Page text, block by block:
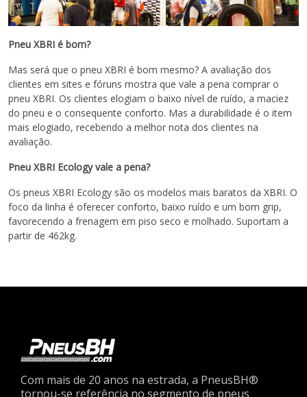
Pneu XBRI é bom?
Mas será que o pneu XBRI é bom mesmo? A avaliação dos
clientes em sites e fóruns mostra que vale a pena comprar o
pneu XBRI. Os clientes elogiam o baixo nível de ruído, a maciez
do pneu e o consequente conforto. Mas a durabilidade é o item
mais elogiado, recebendo a melhor nota dos clientes na
avaliação.
Pneu XBRI Ecology vale a pena?
Os pneus XBRI Ecology são os modelos mais baratos da XBRI. O
foco da linha é oferecer conforto, baixo ruído e um bom grip,
favorecendo a frenagem em piso seco e molhado. Suportam a
partir de 462kg.
Com mais de 20 anos na estrada, a PneusBH®
tornou-se referência no segmento de pneus